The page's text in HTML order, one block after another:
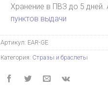
Хранение в ПВЗ до 5
пунктов выдачи
Артикул: EAR-GE
Категория: Стразы и браслеты